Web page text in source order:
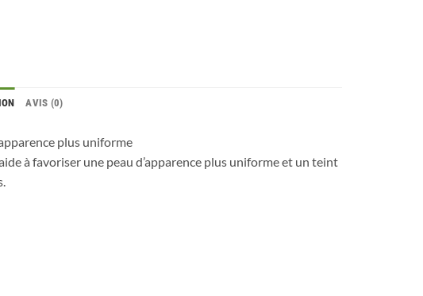
AVIS (0)
plus uniforme
à favoriser une peau d’apparence plus uniforme et un teint